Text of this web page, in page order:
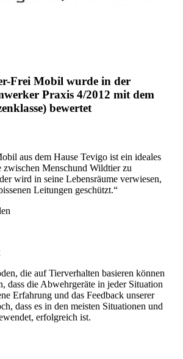
Frei Mobil wurde in der
Praxis 4/2012 mit dem
bewertet
aus dem Hause Tevigo ist ein ideales
Menschund Wildtier zu
wird in seine Lebensräume verwiesen,
Leitungen geschützt.“
die auf Tierverhalten basieren können
dass die Abwehrgeräte in jeder Situation
Erfahrung und das Feedback unserer
dass es in den meisten Situationen und
erfolgreich ist.